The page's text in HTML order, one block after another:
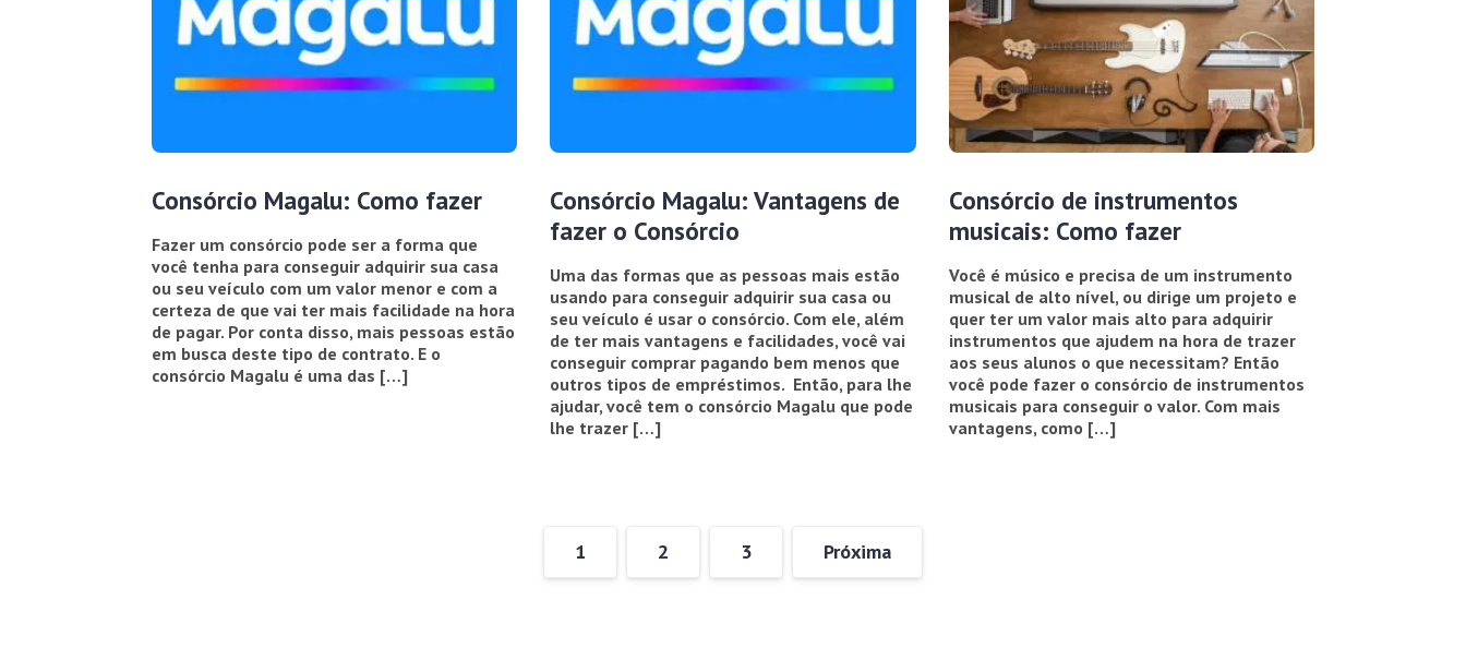
Consórcio Magalu: Como fazer
Fazer um consórcio pode ser a forma que
você tenha para conseguir adquirir sua casa
ou seu veículo com um valor menor e com a
certeza de que vai ter mais facilidade na hora
de pagar. Por conta disso, mais pessoas estão
em busca deste tipo de contrato. E o
consórcio Magalu é uma das […]
Consórcio Magalu: Vantagens de
fazer o Consórcio
Uma das formas que as pessoas mais estão
usando para conseguir adquirir sua casa ou
seu veículo é usar o consórcio. Com ele, além
de ter mais vantagens e facilidades, você vai
conseguir comprar pagando bem menos que
outros tipos de empréstimos. Então, para lhe
ajudar, você tem o consórcio Magalu que pode
lhe trazer […]
Consórcio de instrumentos
musicais: Como fazer
Você é músico e precisa de um instrumento
musical de alto nível, ou dirige um projeto e
quer ter um valor mais alto para adquirir
instrumentos que ajudem na hora de trazer
aos seus alunos o que necessitam? Então
você pode fazer o consórcio de instrumentos
musicais para conseguir o valor. Com mais
vantagens, como […]
1 2 3 Próxima